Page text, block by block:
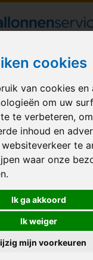
cookies
van cookies en
om uw
te verbeteren, om
inhoud en
te
waar onze
Ik ga akkoord
Ik weiger
mijn voorkeuren